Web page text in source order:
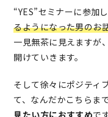
“YES”セミナーに参加
るようになった男のお
一見無茶に見えますが
開けていきます。
そして徐々にポジティ
て、なんだかこちらま